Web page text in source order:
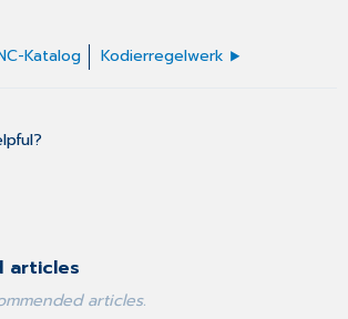
Katalog Kodierregelwerk
articles
articles.